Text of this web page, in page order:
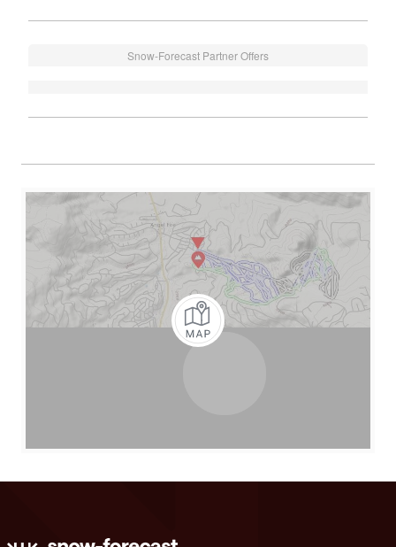
Snow-Forecast Partner Offers